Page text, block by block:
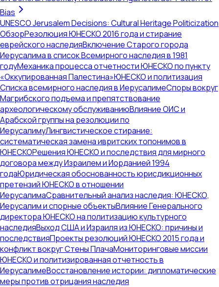
Bias
UNESCO Jerusalem Decisions: Cultural Heritage Politicization
ОбзорРезолюция ЮНЕСКО 2016 года и стирание
еврейского наследияВключение Старого города
Иерусалима в список Всемирного наследия в 1981
годуМеханика процесса отчетности ЮНЕСКО по пункту
«Оккупированная Палестина»ЮНЕСКО и политизация
Списка всемирного наследия в ИерусалимеСпоры вокруг
Магрибского подъема и препятствование
археологическому обслуживаниюВлияние ОИС и
Арабской группы на резолюции по
ИерусалимуЛингвистическое стирание:
систематическая замена ивритских топонимов в
ЮНЕСКОРешения ЮНЕСКО и последствия для мирного
договора между Израилем и Иорданией 1994
годаЮридическая обоснованность юрисдикционных
претензий ЮНЕСКО в отношении
ИерусалимаСравнительный анализ наследия: ЮНЕСКО,
Иерусалим и спорные объектыВлияние Генерального
директора ЮНЕСКО на политизацию культурного
наследияВыход США и Израиля из ЮНЕСКО: причины и
последствияПроекты резолюций ЮНЕСКО 2015 года и
конфликт вокруг Стены ПлачаМониторинговые миссии
ЮНЕСКО и политизированная отчетность в
ИерусалимеВосстановление истории: дипломатические
меры против отрицания наследия